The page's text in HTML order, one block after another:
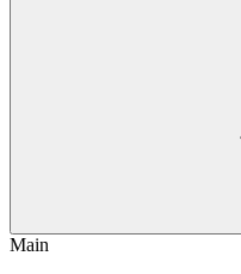
Main